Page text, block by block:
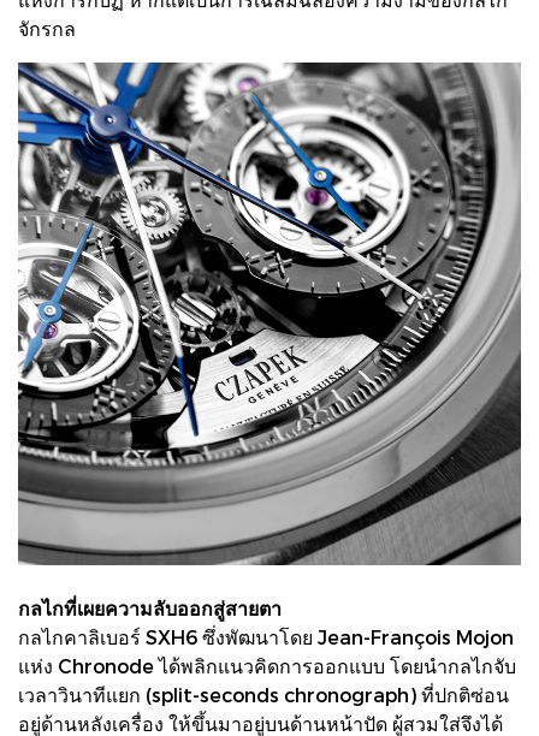
จักรกล
กลไกที่เผยความลับออกสู่สายตา
กลไกคาลิเบอร์ SXH6 ซึ่งพัฒนาโดย Jean-François Mojon
แห่ง Chronode ได้พลิกแนวคิดการออกแบบ โดยนำกลไกจับ
เวลาวินาทีแยก (split-seconds chronograph) ที่ปกติซ่อน
อยู่ด้านหลังเครื่อง ให้ขึ้นมาอยู่บนด้านหน้าปัด ผู้สวมใส่จึงได้